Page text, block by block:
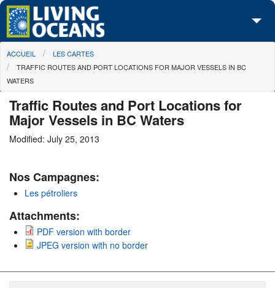
Skip to main content
À propos de nous
Nos campagnes
Centre des Médias
Les Cartes
You are here
ACCUEIL
LES CARTES
TRAFFIC ROUTES AND PORT LOCATIONS FOR MAJOR VESSELS IN BC
WATERS
Traffic Routes and Port Locations for
Major Vessels in BC Waters
Modified: July 25, 2013
Nos Campagnes:
Les pétroliers
Attachments:
PDF version with border
JPEG version with no border